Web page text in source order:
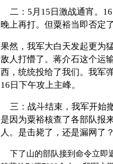
二： 5 月 15 日激战通宵。 16
晚上再打。但粟裕当即否定
果然，我军大白天发起更为
敌人打懵了。蒋介石这个运
西，统统投给了我们。我军
16 日下午攻上主峰。
三：战斗结束，我军开始
是因为粟裕核查了各部队报
人。是击毙了，还是漏网了？
下了山的部队接到命令立即